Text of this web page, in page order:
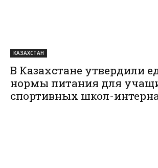
КАЗАХСТАН
В Казахстане утвердили
нормы питания для
спортивных школ-